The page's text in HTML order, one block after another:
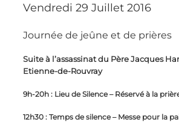
Vendredi 29 Juillet 2016
Journée de jeûne et de prières
Suite à l’assassinat du Père Jacques
Etienne-de-Rouvray
9h-20h : Lieu de Silence – Réservé à la
12h30 : Temps de silence – Messe pour la